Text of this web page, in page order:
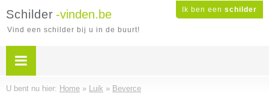
Ik ben een schilder
Schilder -vinden.be
Vind een schilder bij u in de buurt!
U bent nu hier: Home » Luik » Beverce